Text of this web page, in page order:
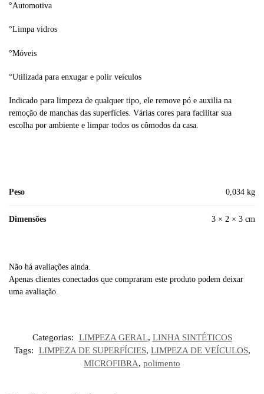
°Automotiva
°Limpa vidros
°Móveis
°Utilizada para enxugar e polir veículos
Indicado para limpeza de qualquer tipo, ele remove pó e auxilia na
remoção de manchas das superfícies. Várias cores para facilitar sua
escolha por ambiente e limpar todos os cômodos da casa.
Peso 0,034 kg
Dimensões 3 × 2 × 3 cm
Não há avaliações ainda.
Apenas clientes conectados que compraram este produto podem deixar
uma avaliação.
Categorias: LIMPEZA GERAL, LINHA SINTÉTICOS
Tags:
LIMPEZA DE SUPERFÍCIES, LIMPEZA DE VEÍCULOS,
MICROFIBRA, polimento